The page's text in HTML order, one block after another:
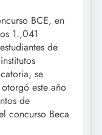
BCE, en
1.,041
de
se
este año
de
concurso Beca